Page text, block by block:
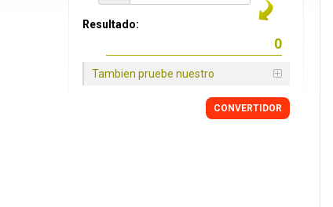
Resultado:
Tambien pruebe nuestro
CONVERTIDOR